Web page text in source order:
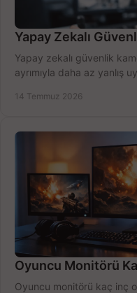
Yapay Zekalı
Yapay zekalı güvenlik
ayrımıyla daha az yanlış
14 Temmuz 2026
Oyuncu Monitörü
Oyuncu monitörü kaç inç